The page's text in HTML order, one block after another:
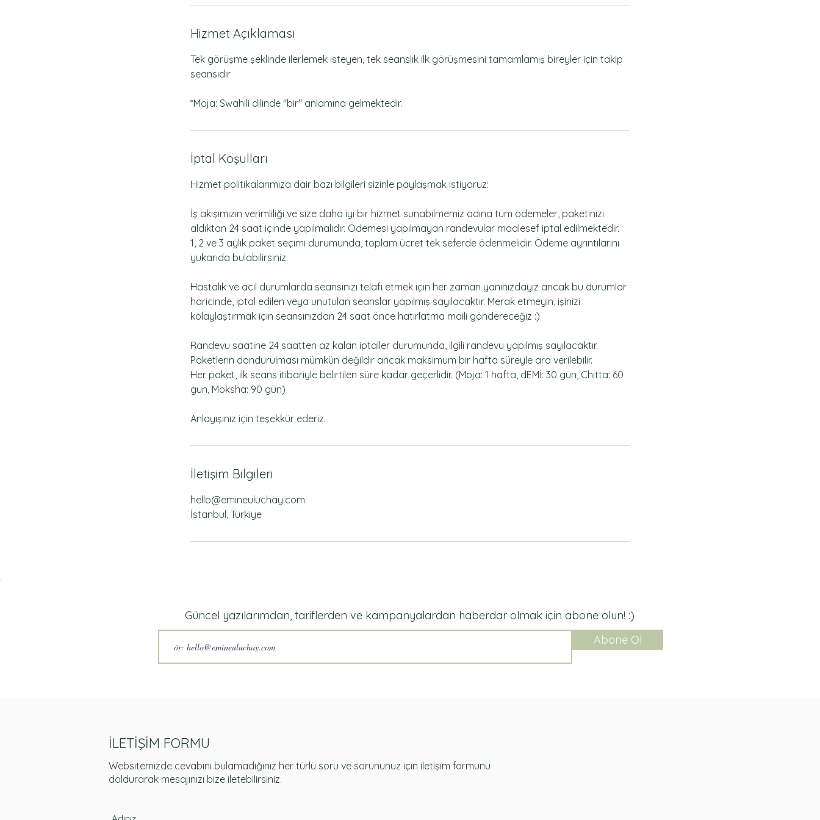
Hizmet Açıklaması
Tek görüşme şeklinde ilerlemek isteyen, tek seanslık ilk görüşmesini tamamlamış bireyler için takip
seansıdır
*Moja: Swahili dilinde "bir" anlamına gelmektedir.
İptal Koşulları
Hizmet politikalarımıza dair bazı bilgileri sizinle paylaşmak istiyoruz:
İş akışımızın verimliliği ve size daha iyi bir hizmet sunabilmemiz adına tüm ödemeler, paketinizi
aldıktan 24 saat içinde yapılmalıdır. Ödemesi yapılmayan randevular maalesef iptal edilmektedir.
1, 2 ve 3 aylık paket seçimi durumunda, toplam ücret tek seferde ödenmelidir. Ödeme ayrıntılarını
yukarıda bulabilirsiniz.
Hastalık ve acil durumlarda seansınızı telafi etmek için her zaman yanınızdayız ancak bu durumlar
haricinde, iptal edilen veya unutulan seanslar yapılmış sayılacaktır. Merak etmeyin, işinizi
kolaylaştırmak için seansınızdan 24 saat önce hatırlatma maili göndereceğiz :)
Randevu saatine 24 saatten az kalan iptaller durumunda, ilgili randevu yapılmış sayılacaktır.
Paketlerin dondurulması mümkün değildir ancak maksimum bir hafta süreyle ara verilebilir.
Her paket, ilk seans itibariyle belirtilen süre kadar geçerlidir. (Moja: 1 hafta, dEMİ: 30 gün, Chitta: 60
gün, Moksha: 90 gün)
Anlayışınız için teşekkür ederiz.
İletişim Bilgileri
hello@emineuluchay.com
İstanbul, Türkiye
Güncel yazılarımdan, tariflerden ve kampanyalardan haberdar olmak için abone olun! :)
Abone Ol
İLETİŞİM FORMU
Websitemizde cevabını bulamadığınız her türlü soru ve sorununuz için iletişim formunu
doldurarak mesajınızı bize iletebilirsiniz.